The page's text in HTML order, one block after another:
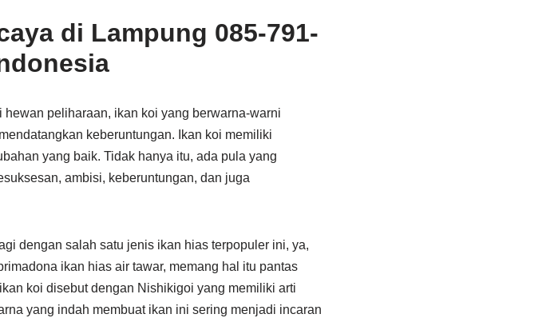
di Lampung 085-791-
peliharaan, ikan koi yang berwarna-warni
keberuntungan. Ikan koi memiliki
yang baik. Tidak hanya itu, ada pula yang
ambisi, keberuntungan, dan juga
dengan salah satu jenis ikan hias terpopuler ini, ya,
ikan hias air tawar, memang hal itu pantas
koi disebut dengan Nishikigoi yang memiliki arti
yang indah membuat ikan ini sering menjadi incaran